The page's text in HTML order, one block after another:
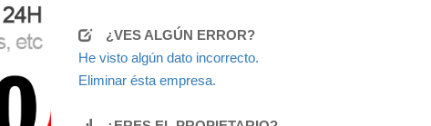
¿VES ALGÚN ERROR?
He visto algún dato incorrecto.
Eliminar ésta empresa.